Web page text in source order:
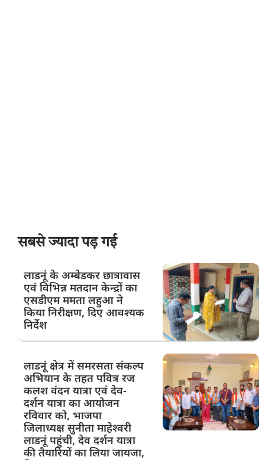
सबसे ज्यादा पड़ गई
लाडनूं के अम्बेडकर छात्रावास
एवं विभिन्न मतदान केन्द्रों का
एसडीएम ममता लहुआ ने
किया निरीक्षण, दिए आवश्यक
निर्देश
लाडनूं क्षेत्र में समरसता संकल्प
अभियान के तहत पवित्र रज
कलश वंदन यात्रा एवं देव-
दर्शन यात्रा का आयोजन
रविवार को, भाजपा
जिलाध्यक्ष सुनीता माहेश्वरी
लाडनूं पहुंची, देव दर्शन यात्रा
की तैयारियों का लिया जायजा,